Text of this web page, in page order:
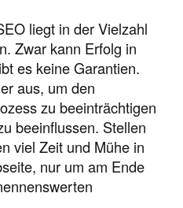
liegt in der Vielzahl
Zwar kann Erfolg in
es keine Garantien.
aus, um den
zu beeinträchtigen
beeinflussen. Stellen
viel Zeit und Mühe in
nur um am Ende